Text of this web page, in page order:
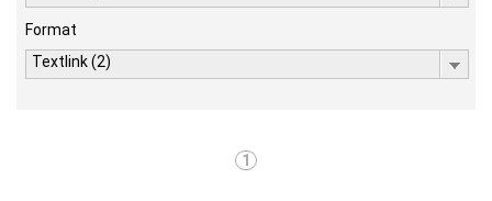
Format
Textlink (2)
1